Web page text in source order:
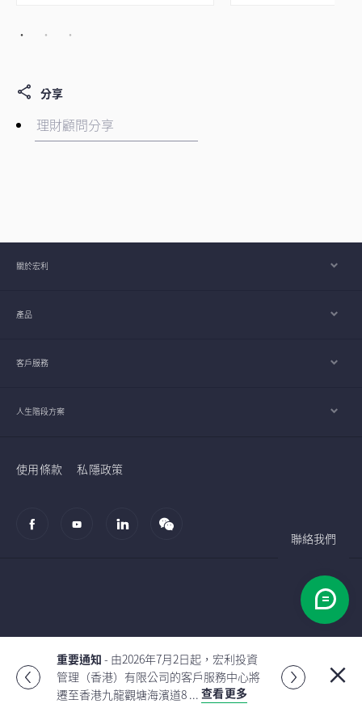
聯絡我們
重要通知 - 由2026年7月2日起，宏利投資
管理（香港）有限公司的客戶服務中心將
遷至香港九龍觀塘海濱道8 ... 查看更多
分享
關於宏利
產品
客戶服務
人生階段方案
使用條款 私隱政策
Global